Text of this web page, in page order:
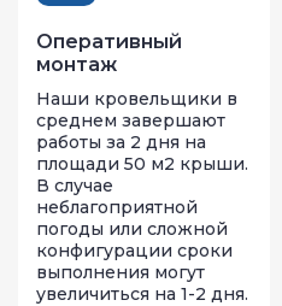
Оперативный
монтаж
Наши кровельщики в
среднем завершают
работы за 2 дня на
площади 50 м2 крыши.
В случае
неблагоприятной
погоды или сложной
конфигурации сроки
выполнения могут
увеличиться на 1-2 дня.